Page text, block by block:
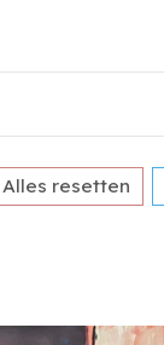
Alles resetten